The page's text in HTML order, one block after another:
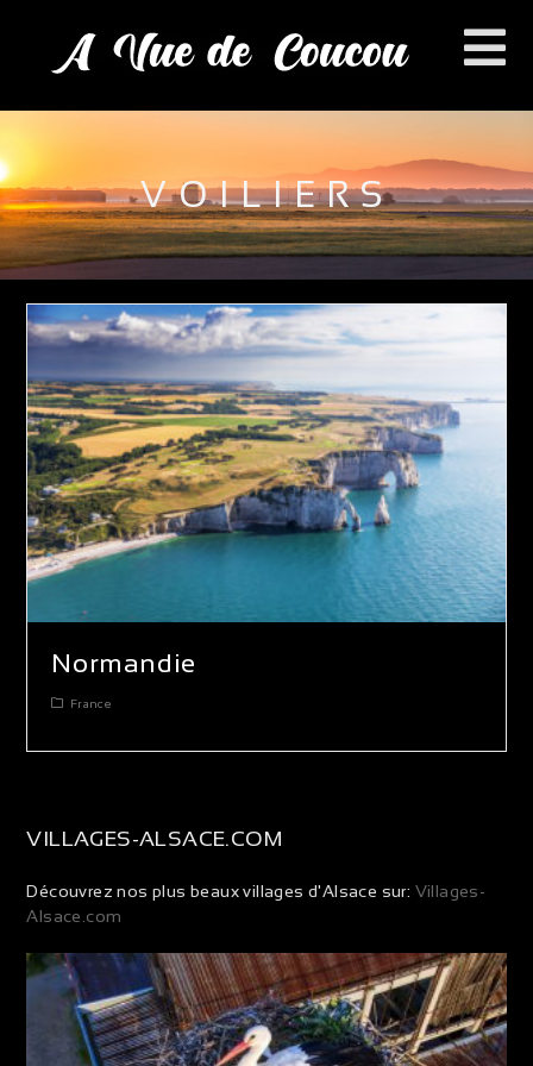
VOILIERS
Normandie
France
VILLAGES-ALSACE.COM
Découvrez nos plus beaux villages d'Alsace sur: Villages-
Alsace.com